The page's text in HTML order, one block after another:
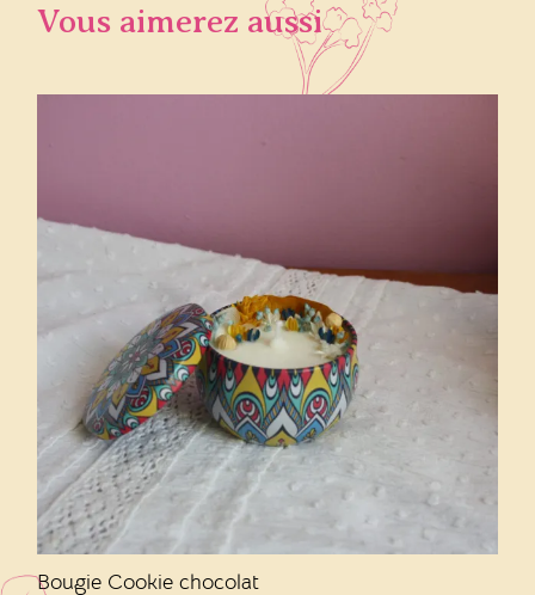
Vous aimerez aussi
Bougie Cookie chocolat